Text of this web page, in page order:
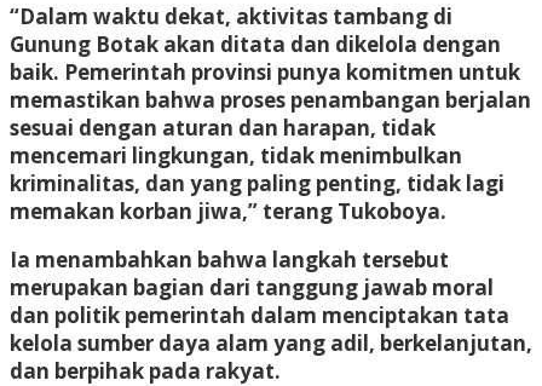
“Dalam waktu dekat, aktivitas tambang di
Gunung Botak akan ditata dan dikelola dengan
baik. Pemerintah provinsi punya komitmen untuk
memastikan bahwa proses penambangan berjalan
sesuai dengan aturan dan harapan, tidak
mencemari lingkungan, tidak menimbulkan
kriminalitas, dan yang paling penting, tidak lagi
memakan korban jiwa,” terang Tukoboya.
Ia menambahkan bahwa langkah tersebut
merupakan bagian dari tanggung jawab moral
dan politik pemerintah dalam menciptakan tata
kelola sumber daya alam yang adil, berkelanjutan,
dan berpihak pada rakyat.